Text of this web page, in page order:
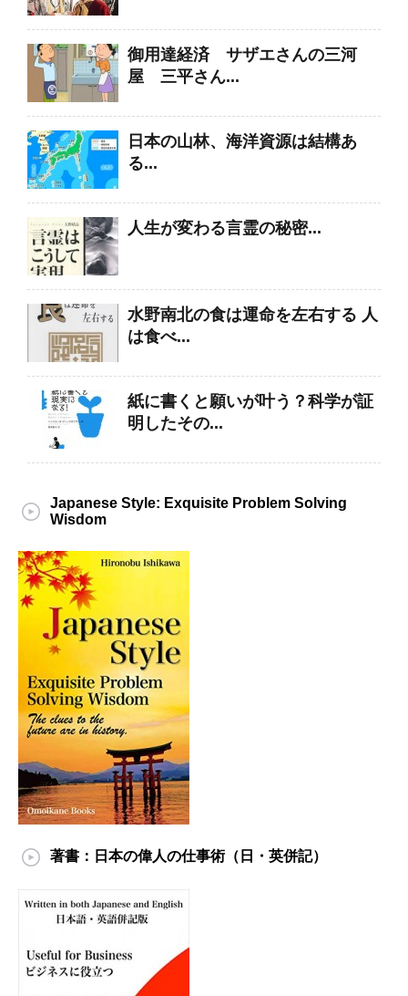
御用達経済 サザエさんの三河
屋 三平さん...
日本の山林、海洋資源は結構あ
る...
人生が変わる言霊の秘密...
水野南北の食は運命を左右する 人
は食べ...
紙に書くと願いが叶う？科学が証
明したその...
Japanese Style: Exquisite Problem Solving
Wisdom
著書：日本の偉人の仕事術（日・英併記）